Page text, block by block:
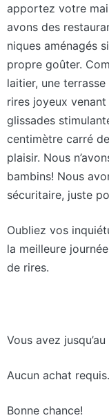
apportez votre
avons des
niques aménagés
propre goûter.
laitier, une
rires joyeux
glissades
centimètre carré
plaisir. Nous
bambins! Nous
sécuritaire, juste
Oubliez vos
la meilleure
de rires.
Vous avez
Aucun achat requis.
Bonne chance!